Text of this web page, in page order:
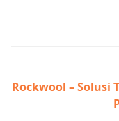
Rockwool – Solusi